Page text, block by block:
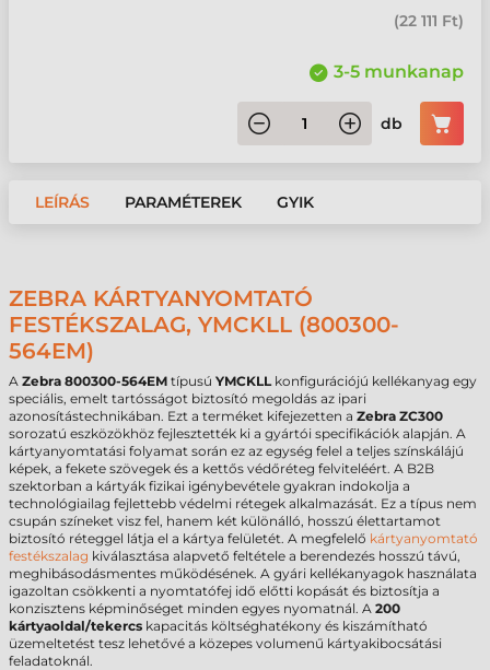
(22 111 Ft)
3-5 munkanap
db
LEÍRÁS PARAMÉTEREK GYIK
ZEBRA KÁRTYANYOMTATÓ
FESTÉKSZALAG, YMCKLL (800300-
564EM)
A Zebra 800300-564EM típusú YMCKLLkonfigurációjú kellékanyag egy
speciális, emelt tartósságot biztosító megoldás az ipari
azonosítástechnikában. Ezt a terméket kifejezetten a Zebra ZC300
sorozatú eszközökhöz fejlesztették ki a gyártói specifikációk alapján. A
kártyanyomtatási folyamat során ez az egység felel a teljes színskálájú
képek, a fekete szövegek és a kettős védőréteg felviteléért. A B2B
szektorban a kártyák fizikai igénybevétele gyakran indokolja a
technológiailag fejlettebb védelmi rétegek alkalmazását. Ez a típus nem
csupán színeket visz fel, hanem két különálló, hosszú élettartamot
biztosító réteggel látja el a kártya felületét. A megfelelő kártyanyomtató
festékszalag kiválasztása alapvető feltétele a berendezés hosszú távú,
meghibásodásmentes működésének. A gyári kellékanyagok használata
igazoltan csökkenti a nyomtatófej idő előtti kopását és biztosítja a
konzisztens képminőséget minden egyes nyomatnál. A 200
kártyaoldal/tekercs kapacitás költséghatékony és kiszámítható
üzemeltetést tesz lehetővé a közepes volumenű kártyakibocsátási
feladatoknál.